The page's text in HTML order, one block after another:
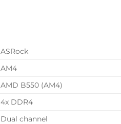
ASRock
AM4
AMD B550 (AM4)
4x DDR4
Dual channel